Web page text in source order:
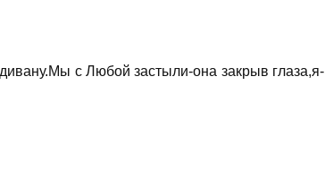
с Любой застыли-она закрыв глаза,я-